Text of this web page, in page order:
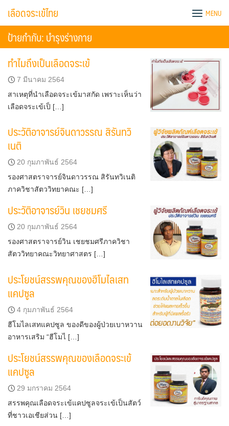
เลือดจระเข้ไทย MENU
ป้ายกำกับ:บำรุงร่างกาย
ทำไมถึงเป็นเลือดจระเข้
7 มีนาคม 2564
สาเหตุที่นำเลือดจระเข้มาสกัด เพราะเห็นว่า
เลือดจระเข้เป็ […]
ประวัติอาจารย์จินดาวรรณ สิรันทวิ
เนติ
20 กุมภาพันธ์ 2564
รองศาสตราจารย์จินดาวรรณ สิรันทวิเนติ
ภาควิชาสัตววิทยาคณะ […]
ประวัติอาจารย์วิน เชยชมศรี
20 กุมภาพันธ์ 2564
รองศาสตราจารย์วิน เชยชมศรีภาควิชา
สัตววิทยาคณะวิทยาศาสตร […]
ประโยชน์สรรพคุณของฮีโมไลเสท
แคปซูล
4 กุมภาพันธ์ 2564
ฮีโมไลเสทแคปซูล ของดีของผู้ป่วยเบาหวาน
อาหารเสริม “ฮีโมไ […]
ประโยชน์สรรพคุณของเลือดจระเข้
แคปซูล
29 มกราคม 2564
สรรพคุณเลือดจระเข้แคปซูลจระเข้เป็นสัตว์
ที่ชาวเอเชียส่วน […]